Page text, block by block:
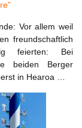
Vor allem weil
freundschaftlich
feierten: Bei
beiden Berger
in Hearoa …